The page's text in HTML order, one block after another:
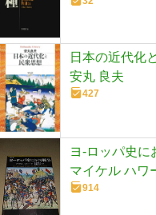
日本の近代化
安丸 良夫
427
ヨ-ロッパ史に
マイケル ハワ
914